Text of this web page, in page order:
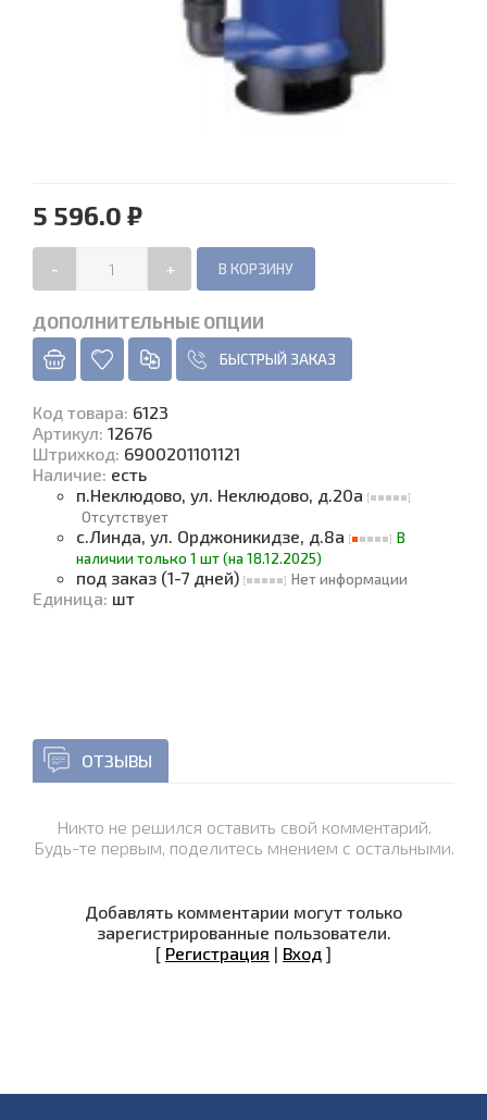
5 596.0 ₽
- +
ДОПОЛНИТЕЛЬНЫЕ ОПЦИИ
БЫСТРЫЙ ЗАКАЗ
Код товара: 6123
Артикул: 12676
Штрихкод: 6900201101121
Наличие: есть
п.Неклюдово, ул. Неклюдово, д.20а
Отсутствует
с.Линда, ул. Орджоникидзе, д.8а
В
наличии только 1 шт (на 18.12.2025)
под заказ (1-7 дней) Нет информации
Единица: шт
ОТЗЫВЫ
Никто не решился оставить свой комментарий.
Будь-те первым, поделитесь мнением с остальными.
Добавлять комментарии могут только
зарегистрированные пользователи.
[ Регистрация | Вход ]